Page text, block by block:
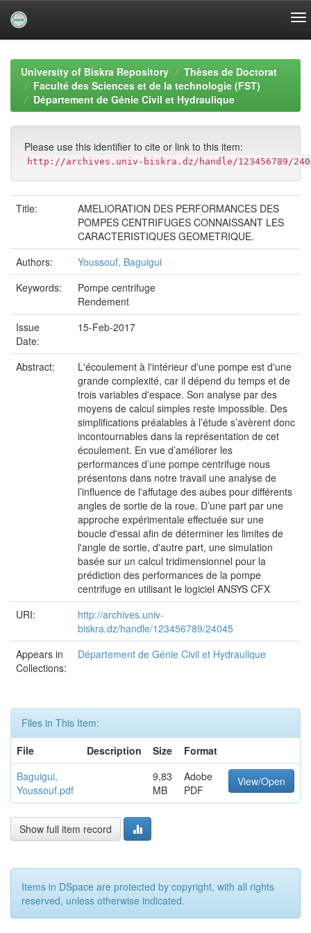
navigationUniversity of Biskra Repository
Thèses de Doctorat
Faculté des Sciences et de la technologie (FST)
Département de Génie Civil et Hydraulique
Please use this identifier to cite or link to this item:
http://archives.univ-biskra.dz/handle/123456789/
Title:
AMELIORATION DES PERFORMANCES DES
POMPES CENTRIFUGES CONNAISSANT LES
CARACTERISTIQUES GEOMETRIQUE.
Authors:
Youssouf, Baguigui
Keywords:
Pompe centrifuge
Rendement
Issue
Date:
15-Feb-2017
Abstract:
L'écoulement à l'intérieur d'une pompe est d'une
grande complexité, car il dépend du temps et de
trois variables d'espace. Son analyse par des
moyens de calcul simples reste impossible. Des
simplifications préalables à l’étude s’avèrent donc
incontournables dans la représentation de cet
écoulement. En vue d’améliorer les
performances d’une pompe centrifuge nous
présentons dans notre travail une analyse de
l’influence de l'affutage des aubes pour différents
angles de sortie de la roue. D’une part par une
approche expérimentale effectuée sur une
boucle d'essai afin de déterminer les limites de
l'angle de sortie, d'autre part, une simulation
basée sur un calcul tridimensionnel pour la
prédiction des performances de la pompe
centrifuge en utilisant le logiciel ANSYS CFX
URI:
http://archives.univ-
biskra.dz/handle/123456789/24045
Appears in
Collections:
Département de Génie Civil et Hydraulique
Files in This Item:
File
Description Size
Format
Baguigui,
Youssouf.pdf
9,83
MB
Adobe
PDF
View/Open
Show full item record
Items in DSpace are protected by copyright, with all rights
reserved, unless otherwise indicated.